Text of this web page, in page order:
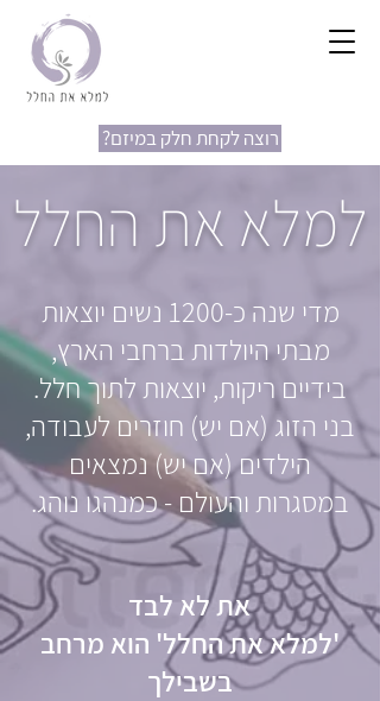
?רוצה לקחת חלק במיזם
למלא את החלל
מדי שנה כ-1200 נשים יוצאות
מבתי היולדות ברחבי הארץ,
בידיים ריקות, יוצאות לתוך חלל.
בני הזוג (אם יש) חוזרים לעבודה,
הילדים (אם יש) נמצאים
במסגרות והעולם - כמנהגו נוהג.
את לא לבד
'למלא את החלל' הוא מרחב
בשבילך